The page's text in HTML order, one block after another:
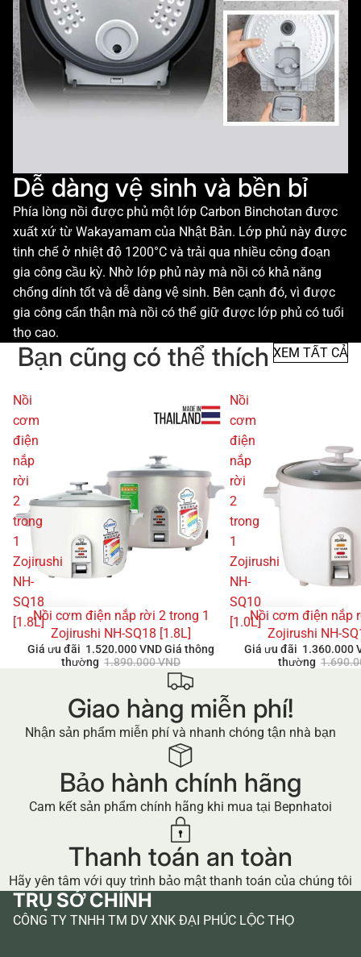
Dễ dàng vệ sinh và bền bỉ
Phía lòng nồi được phủ một lớp Carbon Binchotan được
xuất xứ từ Wakayamam của Nhật Bản. Lớp phủ này được
tinh chế ở nhiệt độ 1200°C và trải qua nhiều công đoạn
gia công cầu kỳ. Nhờ lớp phủ này mà nồi có khả năng
chống dính tốt và dễ dàng vệ sinh. Bên cạnh đó, vì được
gia công cẩn thận mà nồi có thể giữ được lớp phủ có tuổi
thọ cao.
Bạn cũng có thể thích XEM TẤT CẢ
Nồi
cơm
điện
nắp
rời
2
trong
1
Zojirushi
NH-
SQ18
[1.8L]
GIẢM GIÁ
Nồi cơm điện nắp rời 2 trong 1
Zojirushi NH-SQ18 [1.8L]
Giá ưu đãi 1.520.000 VND Giá thông
thường 1.890.000 VND
Nồi
cơm
điện
nắp
rời
2
trong
1
Zojirushi
NH-
SQ10
[1.0L]
GIẢM GIÁ
Nồi cơm điện nắp
Zojirushi NH-
Giá ưu đãi 1.360.000
thường
Giao hàng miễn phí!
Nhận sản phẩm miễn phí và nhanh chóng tận nhà bạn
Bảo hành chính hãng
Cam kết sản phẩm chính hãng khi mua tại Bepnhatoi
Thanh toán an toàn
Hãy yên tâm với quy trình bảo mật thanh toán của chúng tôi
TRỤ SỞ CHÍNH
CÔNG TY TNHH TM DV XNK ĐẠI PHÚC LỘC THỌ